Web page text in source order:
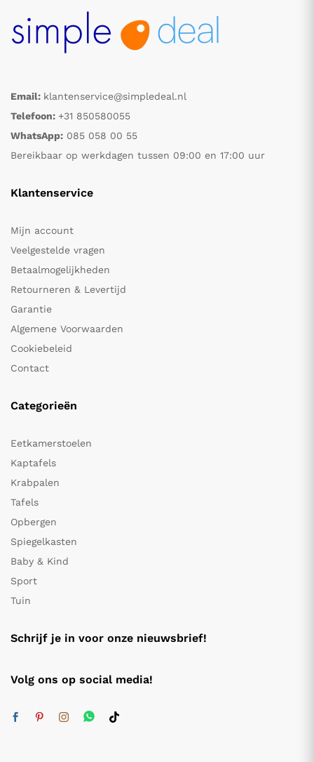
Email: klantenservice@simpledeal.nl
Telefoon: +31 850580055
WhatsApp: 085 058 00 55
Bereikbaar op werkdagen tussen 09:00 en 17:00 uur
Klantenservice
Mijn account
Veelgestelde vragen
Betaalmogelijkheden
Retourneren & Levertijd
Garantie
Algemene Voorwaarden
Cookiebeleid
Contact
Categorieën
Eetkamerstoelen
Kaptafels
Krabpalen
Tafels
Opbergen
Spiegelkasten
Baby & Kind
Sport
Tuin
Schrijf je in voor onze nieuwsbrief!
Volg ons op social media!